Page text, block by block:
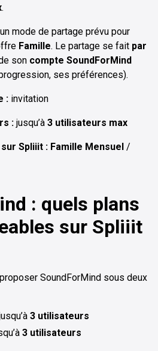
.
mode de partage prévu pour
Famille. Le partage se fait par
son compte SoundForMind
ses préférences).
: invitation
: jusqu’à 3 utilisateurs max
Spliiit : Famille Mensuel /
: quels plans
sur Spliiit
SoundForMind sous deux
3 utilisateurs
3 utilisateurs